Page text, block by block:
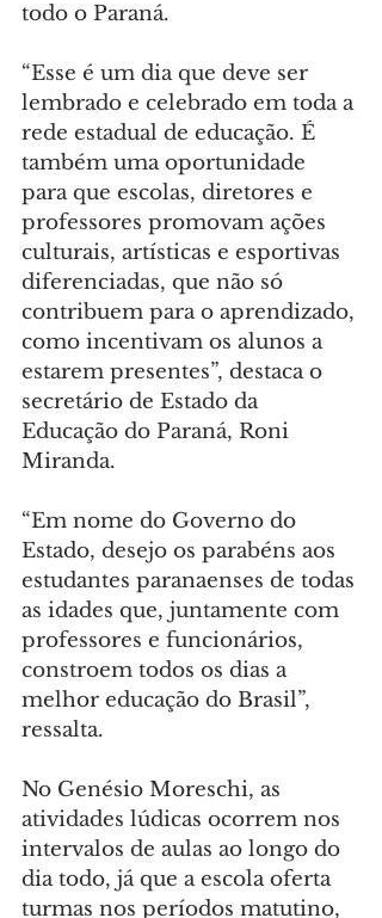
todo o Paraná.
“Esse é um dia que deve ser
lembrado e celebrado em toda a
rede estadual de educação. É
também uma oportunidade
para que escolas, diretores e
professores promovam ações
culturais, artísticas e esportivas
diferenciadas, que não só
contribuem para o aprendizado,
como incentivam os alunos a
estarem presentes”, destaca o
secretário de Estado da
Educação do Paraná, Roni
Miranda.
“Em nome do Governo do
Estado, desejo os parabéns aos
estudantes paranaenses de todas
as idades que, juntamente com
professores e funcionários,
constroem todos os dias a
melhor educação do Brasil”,
ressalta.
No Genésio Moreschi, as
atividades lúdicas ocorrem nos
intervalos de aulas ao longo do
dia todo, já que a escola oferta
turmas nos períodos matutino,